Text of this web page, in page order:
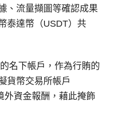
、流量擷圖等確認成果
泰達幣（USDT）共
名下帳戶，作為行賄的
貨幣交易所帳戶
外資金報酬，藉此掩飾